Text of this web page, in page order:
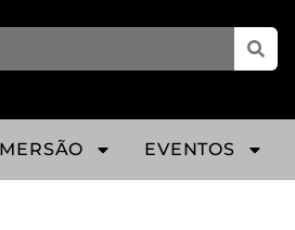
EVENTOS